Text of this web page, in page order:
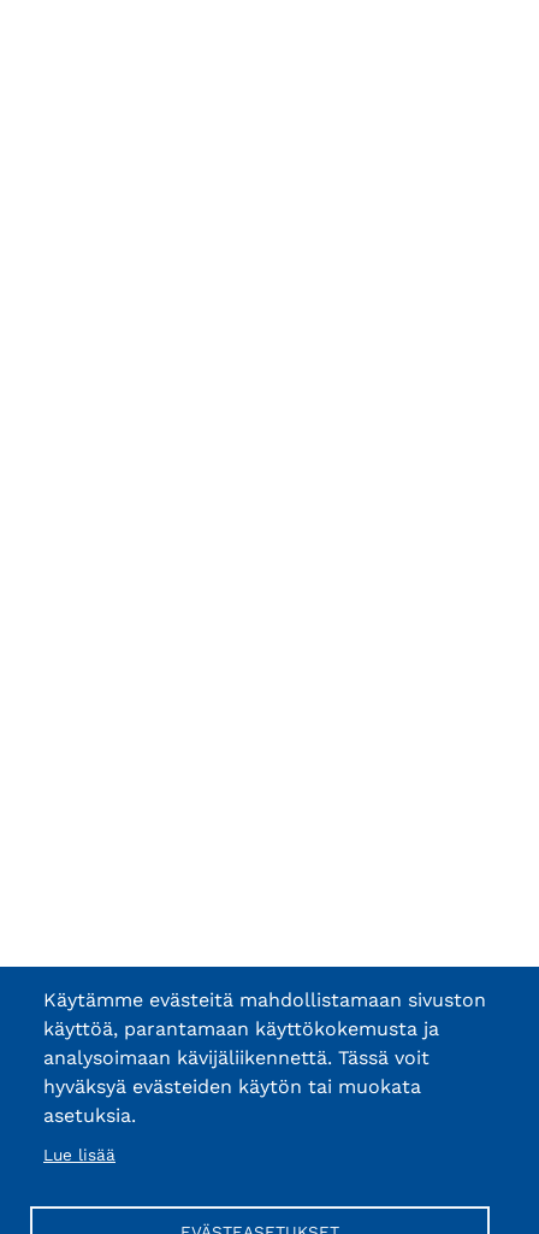
Käytämme evästeitä mahdollistamaan sivuston
käyttöä, parantamaan käyttökokemusta ja
analysoimaan kävijäliikennettä. Tässä voit
hyväksyä evästeiden käytön tai muokata
asetuksia.
Lue lisää